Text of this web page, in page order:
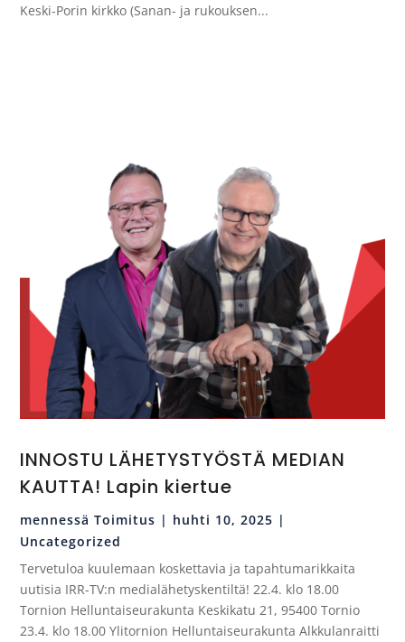
Keski-Porin kirkko (Sanan- ja rukouksen...
INNOSTU LÄHETYSTYÖSTÄ MEDIAN
KAUTTA! Lapin kiertue
mennessäToimitus | huhti 10, 2025 |
Uncategorized
Tervetuloa kuulemaan koskettavia ja tapahtumarikkaita
uutisia IRR-TV:n medialähetyskentiltä! 22.4. klo 18.00
Tornion Helluntaiseurakunta Keskikatu 21, 95400 Tornio
23.4. klo 18.00 Ylitornion Helluntaiseurakunta Alkkulanraitti